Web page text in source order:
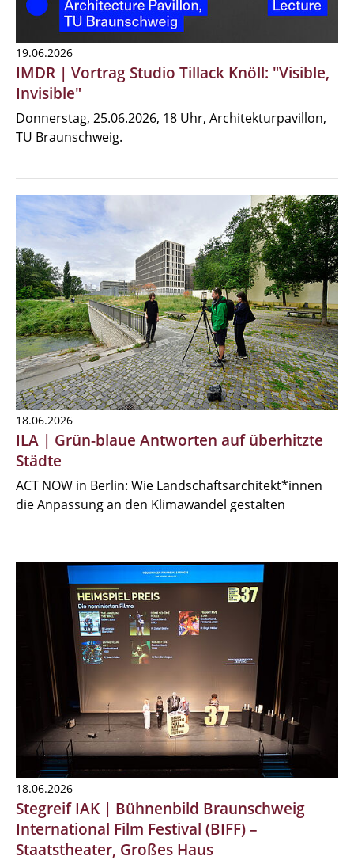
19.06.2026
IMDR | Vortrag Studio Tillack Knöll: "Visible,
Invisible"
Donnerstag, 25.06.2026, 18 Uhr, Architekturpavillon,
TU Braunschweig.
18.06.2026
ILA | Grün-blaue Antworten auf überhitzte
Städte
ACT NOW in Berlin: Wie Landschaftsarchitekt*innen
die Anpassung an den Klimawandel gestalten
18.06.2026
Stegreif IAK | Bühnenbild Braunschweig
International Film Festival (BIFF) –
Staatstheater, Großes Haus